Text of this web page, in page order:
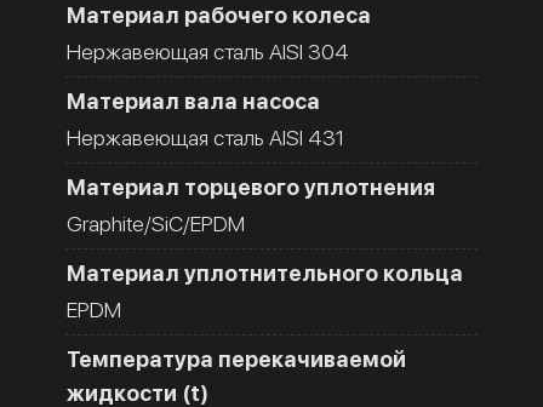
Материал рабочего колеса
Нержавеющая сталь AISI 304
Материал вала насоса
Нержавеющая сталь AISI 431
Материал торцевого уплотнения
Graphite/SiC/EPDM
Материал уплотнительного кольца
EPDM
Температура перекачиваемой
жидкости (t)